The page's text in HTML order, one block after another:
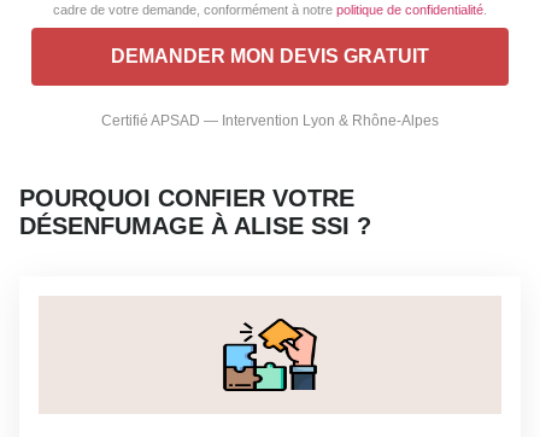
cadre de votre demande, conformément à notre politique de confidentialité
Certifié APSAD — Intervention Lyon & Rhône-Alpes
POURQUOI CONFIER VOTRE
DÉSENFUMAGE À ALISE SSI ?